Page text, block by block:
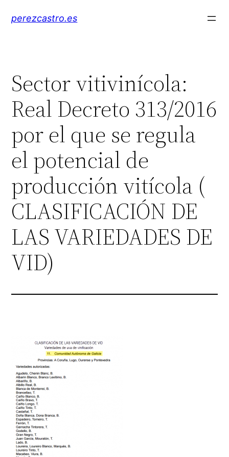
perezcastro.es
Sector vitivinícola:
Real Decreto 313/2016
por el que se regula
el potencial de
producción vitícola (
CLASIFICACIÓN DE
LAS VARIEDADES DE
VID)